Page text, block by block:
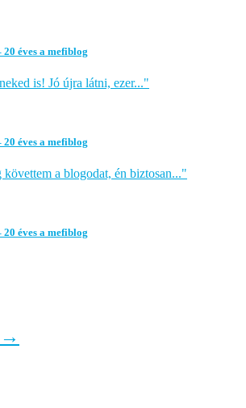
éves a mefiblog
is! Jó újra látni, ezer..."
éves a mefiblog
a blogodat, én biztosan..."
éves a mefiblog
→